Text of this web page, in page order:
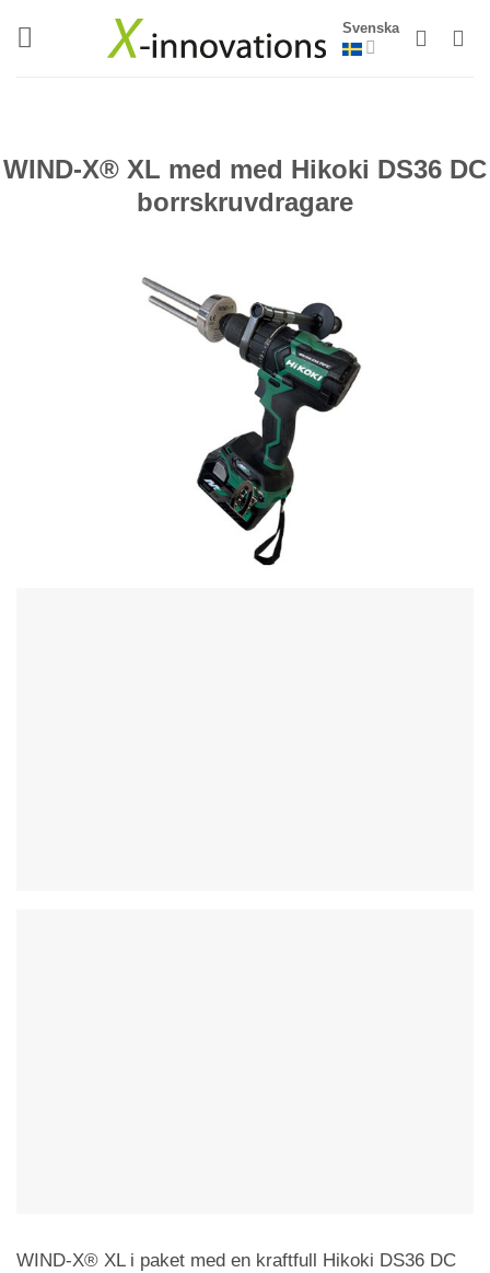
Svenska
WIND-X® XL med med Hikoki DS36 DC
borrskruvdragare
WIND-X® XL i paket med en kraftfull Hikoki DS36 DC